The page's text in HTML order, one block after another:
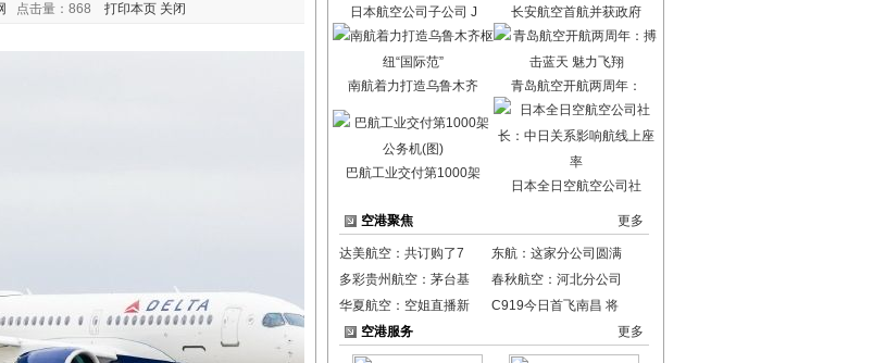
点击量： 868 打印本页 关闭 日本航空公司子公司 J 长安航空首航并获政府
南航着力打造乌鲁木齐 青岛航空开航两周年：
巴航工业交付第1000架
日本全日空航空公司社
空港聚焦 更多
达美航空：共订购了7
东航：这家分公司圆满
多彩贵州航空：茅台基
春秋航空：河北分公司
华夏航空：空姐直播新
C919今日首飞南昌 将
空港服务
更多